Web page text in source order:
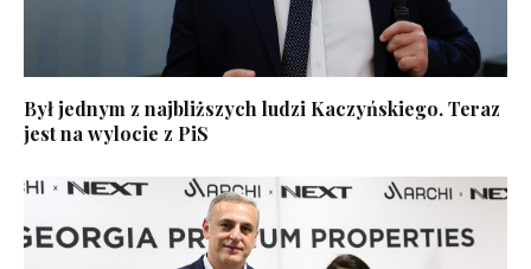
Był jednym z najbliższych ludzi Kaczyńskiego. Teraz
jest na wylocie z PiS